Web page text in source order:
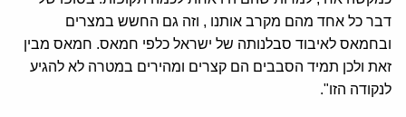
דבר כל אחד מהם מקרב אותנו , וזה גם החשש במצרים
ובחמאס לאיבוד סבלנותה של ישראל כלפי חמאס. חמאס מבין
זאת ולכן תמיד הסבבים הם קצרים ומהירים במטרה לא להגיע
לנקודה הזו".